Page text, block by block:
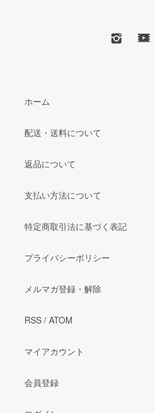
ホーム
配送・送料について
返品について
支払い方法について
特定商取引法に基づく表記
プライバシーポリシー
メルマガ登録・解除
RSS / ATOM
マイアカウント
会員登録